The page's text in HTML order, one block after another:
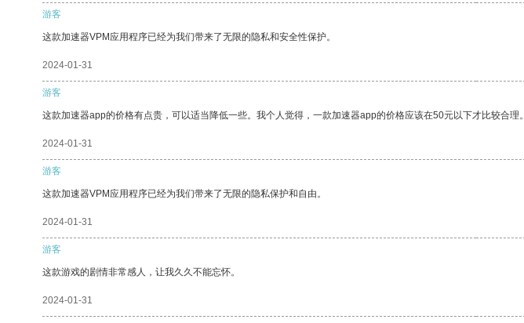
游客
这款加速器VPM应用程序已经为我们带来了无限的隐私和安全性保护。
2024-01-31
游客
这款加速器app的价格有点贵，可以适当降低一些。我个人觉得，一款加速器app的价格应该在50元以下才比较合理。
2024-01-31
游客
这款加速器VPM应用程序已经为我们带来了无限的隐私保护和自由。
2024-01-31
游客
这款游戏的剧情非常感人，让我久久不能忘怀。
2024-01-31